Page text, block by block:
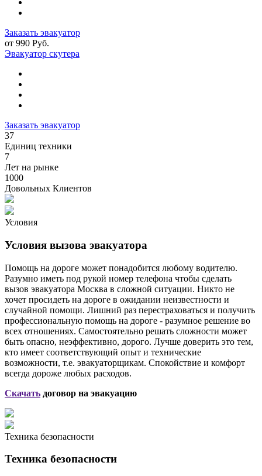
Заказать эвакуатор
от 990 Руб.
Эвакуатор скутера
Заказать эвакуатор
37
Единиц техники
7
Лет на рынке
1000
Довольных Клиентов
Условия
Условия вызова эвакуатора
Помощь на дороге может понадобится любому водителю.
Разумно иметь под рукой номер телефона чтобы сделать
вызов эвакуатора Москва в сложной ситуации. Никто не
хочет просидеть на дороге в ожидании неизвестности и
случайной помощи. Лишний раз перестраховаться и получить
профессиональную помощь на дороге - разумное решение во
всех отношениях. Самостоятельно решать сложности может
быть опасно, неэффективно, дорого. Лучше доверить это тем,
кто имеет соответствующий опыт и технические
возможности, т.е. эвакуаторщикам. Спокойствие и комфорт
всегда дороже любых расходов.
Скачать договор на эвакуацию
Техника безопасности
Техника безопасности